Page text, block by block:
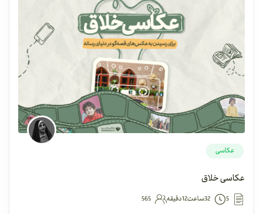
عکاسی
عکاسی خلاق
5 32ساعت12دقیقه 565